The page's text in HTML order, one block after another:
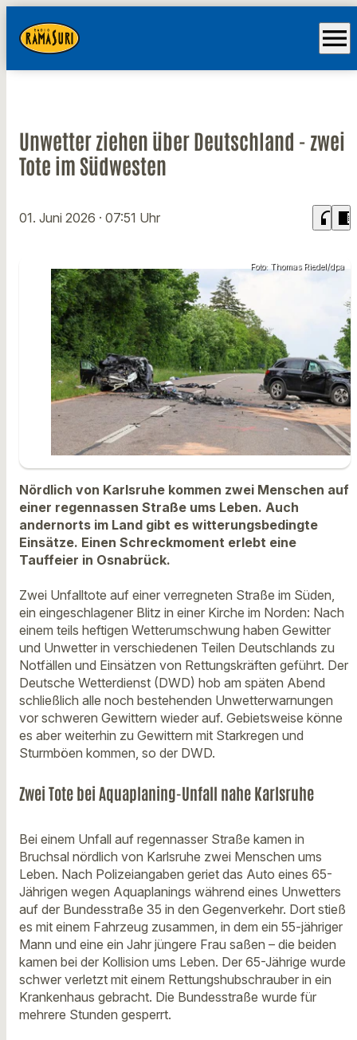
menu
Unwetter ziehen über Deutschland - zwei
Tote im Südwesten
01. Juni 2026 · 07:51 Uhr headphones chrome_reader_mode
Foto: Thomas Riedel/dpa
Nördlich von Karlsruhe kommen zwei Menschen auf
einer regennassen Straße ums Leben. Auch
andernorts im Land gibt es witterungsbedingte
Einsätze. Einen Schreckmoment erlebt eine
Tauffeier in Osnabrück.
Zwei Unfalltote auf einer verregneten Straße im Süden,
ein eingeschlagener Blitz in einer Kirche im Norden: Nach
einem teils heftigen Wetterumschwung haben Gewitter
und Unwetter in verschiedenen Teilen Deutschlands zu
Notfällen und Einsätzen von Rettungskräften geführt. Der
Deutsche Wetterdienst (DWD) hob am späten Abend
schließlich alle noch bestehenden Unwetterwarnungen
vor schweren Gewittern wieder auf. Gebietsweise könne
es aber weiterhin zu Gewittern mit Starkregen und
Sturmböen kommen, so der DWD.
Zwei Tote bei Aquaplaning-Unfall nahe Karlsruhe
Bei einem Unfall auf regennasser Straße kamen in
Bruchsal nördlich von Karlsruhe zwei Menschen ums
Leben. Nach Polizeiangaben geriet das Auto eines 65-
Jährigen wegen Aquaplanings während eines Unwetters
auf der Bundesstraße 35 in den Gegenverkehr. Dort stieß
es mit einem Fahrzeug zusammen, in dem ein 55-jähriger
Mann und eine ein Jahr jüngere Frau saßen – die beiden
kamen bei der Kollision ums Leben. Der 65-Jährige wurde
schwer verletzt mit einem Rettungshubschrauber in ein
Krankenhaus gebracht. Die Bundesstraße wurde für
mehrere Stunden gesperrt.